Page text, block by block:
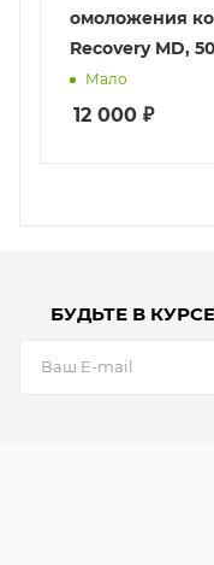
омоложения
Recovery MD,
Мало
12 000 ₽
БУДЬТЕ В